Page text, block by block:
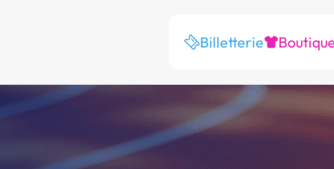
Billetterie Boutique